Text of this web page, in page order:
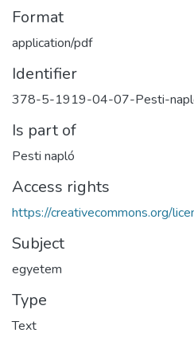
Format
application/pdf
Identifier
378-5-1919-04-07-Pesti-
Is part of
Pesti napló
Access rights
https://creativecommons.org/
Subject
egyetem
Type
Text